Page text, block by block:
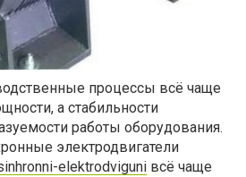
процессы всё чаще
а стабильности
работы оборудования.
электродвигатели
elektrodviguni всё чаще